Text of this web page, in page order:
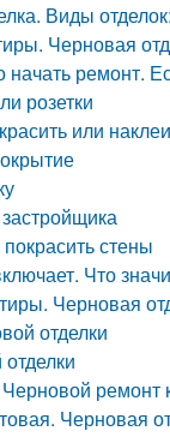
Виды
Черновая
начать ремонт.
розетки
или
стены
Что
Черновая
отделки
ремонт
Черновая